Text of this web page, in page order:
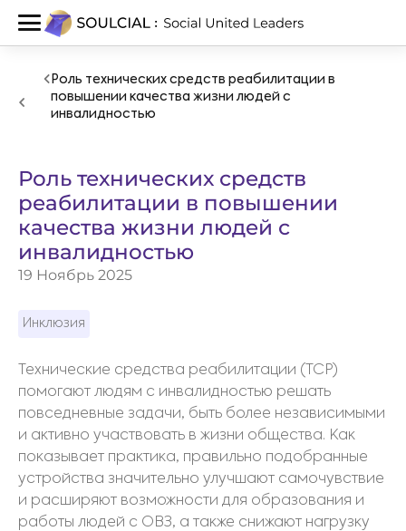
Роль технических средств реабилитации в
повышении качества жизни людей с
инвалидностью
Роль технических средств
реабилитации в повышении
качества жизни людей с
инвалидностью
19 Ноябрь 2025
Инклюзия
Технические средства реабилитации (ТСР)
помогают людям с инвалидностью решать
повседневные задачи, быть более независимыми
и активно участвовать в жизни общества. Как
показывает практика, правильно подобранные
устройства значительно улучшают самочувствие
и расширяют возможности для образования и
работы людей с ОВЗ, а также снижают нагрузку